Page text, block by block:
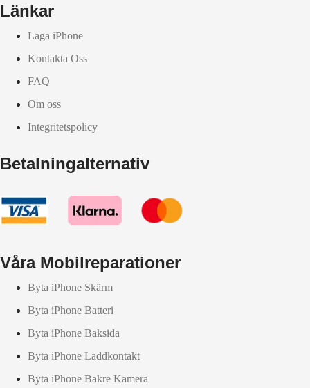
Länkar
Laga iPhone
Kontakta Oss
FAQ
Om oss
Integritetspolicy
Betalningalternativ
Våra Mobilreparationer
Byta iPhone Skärm
Byta iPhone Batteri
Byta iPhone Baksida
Byta iPhone Laddkontakt
Byta iPhone Bakre Kamera